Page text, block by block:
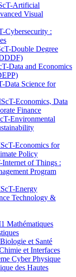
Artificial
Visual
Cybersecurity :
Double Degree
Data and Economics
Data Science for
Economics, Data
Finance
Environmental
Economics for
Policy
of Things :
Program
Energy
Technology &
Mathématiques
et Santé
et Interfaces
Cyber Physique
des Hautes